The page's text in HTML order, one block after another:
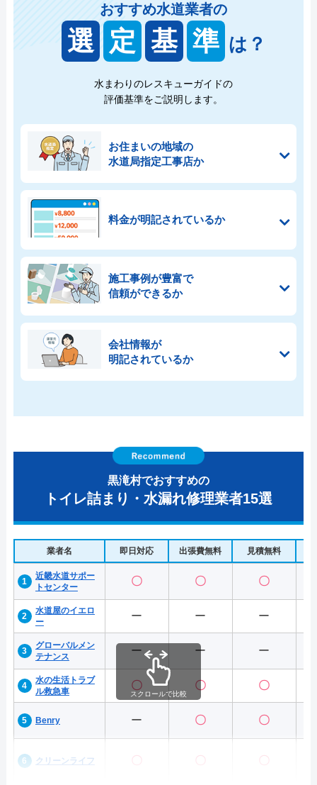
おすすめ水道業者の
選 定 基 準 は？
水まわりのレスキューガイドの
評価基準をご説明します。
お住まいの地域の
水道局指定工事店か
料金が明記されているか
施工事例が豊富で
信頼ができるか
会社情報が
明記されているか
黒滝村でおすすめの
トイレ詰まり・水漏れ修理業者15選
業者名 即日対応 出張費無料 見積無料
近畿水道サポー
トセンター
〇 〇 〇
水道屋のイエロ
ー
ー ー ー
グローバルメン
テナンス
ー ー ー
水の生活トラブ
ル救急車
〇 〇 〇
Benry ー 〇 〇
クリーンライフ 〇 〇 〇
スクロールで比較